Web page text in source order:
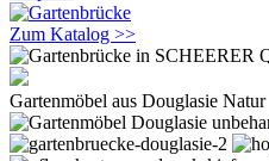
Zum Katalog >>
Gartenmöbel aus Douglasie Natur